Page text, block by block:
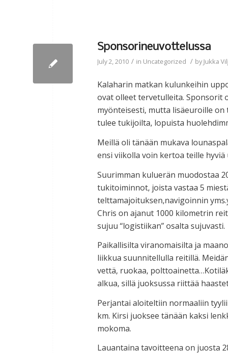
Sponsorineuvottelussa
July 2, 2010 / in Uncategorized / byJukka
Kalaharin matkan kulunkeihin
ovat olleet tervetulleita. Sponsorit
myönteisesti, mutta lisäeuroille on
tulee tukijoilta, lopuista
Meillä oli tänään mukava
ensi viikolla voin kertoa teille hyviä
Suurimman kuluerän muodostaa
tukitoiminnot, joista vastaa 5
telttamajoituksen,navigoinnin
Chris on ajanut 1000 kilometrin
sujuu “logistiikan” osalta sujuvasti.
Paikallisilta viranomaisilta ja
liikkua suunnitellulla reitillä.
vettä, ruokaa,
alkua, sillä juoksussa riittää
Perjantai aloiteltiin normaaliin
km. Kirsi juoksee tänään kaksi
mokoma.
Lauantaina tavoitteena on juosta